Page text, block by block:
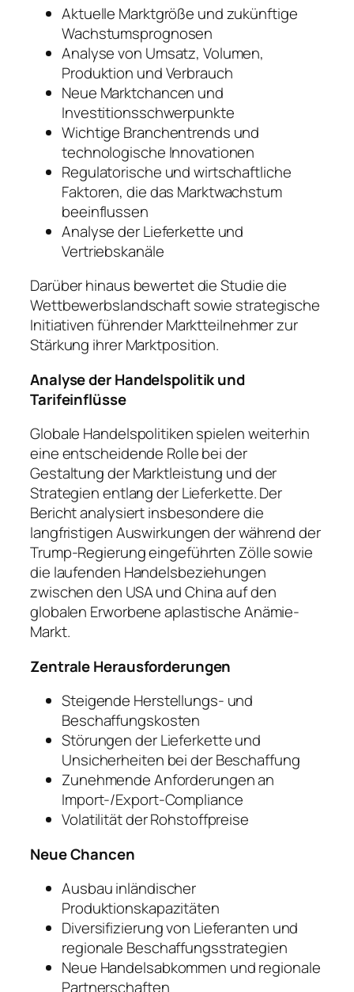
Aktuelle Marktgröße und zukünftige
Wachstumsprognosen
Analyse von Umsatz, Volumen,
Produktion und Verbrauch
Neue Marktchancen und
Investitionsschwerpunkte
Wichtige Branchentrends und
technologische Innovationen
Regulatorische und wirtschaftliche
Faktoren, die das Marktwachstum
beeinflussen
Analyse der Lieferkette und
Vertriebskanäle
Darüber hinaus bewertet die Studie die
Wettbewerbslandschaft sowie strategische
Initiativen führender Marktteilnehmer zur
Stärkung ihrer Marktposition.
Analyse der Handelspolitik und
Tarifeinflüsse
Globale Handelspolitiken spielen weiterhin
eine entscheidende Rolle bei der
Gestaltung der Marktleistung und der
Strategien entlang der Lieferkette. Der
Bericht analysiert insbesondere die
langfristigen Auswirkungen der während der
Trump-Regierung eingeführten Zölle sowie
die laufenden Handelsbeziehungen
zwischen den USA und China auf den
globalen Erworbene aplastische Anämie-
Markt.
Zentrale Herausforderungen
Steigende Herstellungs- und
Beschaffungskosten
Störungen der Lieferkette und
Unsicherheiten bei der Beschaffung
Zunehmende Anforderungen an
Import-/Export-Compliance
Volatilität der Rohstoffpreise
Neue Chancen
Ausbau inländischer
Produktionskapazitäten
Diversifizierung von Lieferanten und
regionale Beschaffungsstrategien
Neue Handelsabkommen und regionale
Partnerschaften